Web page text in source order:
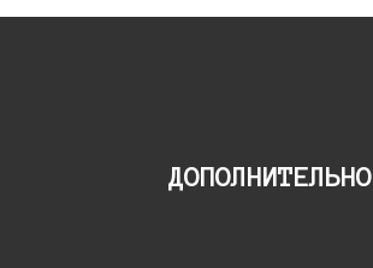
ДОПОЛНИТЕЛЬНО